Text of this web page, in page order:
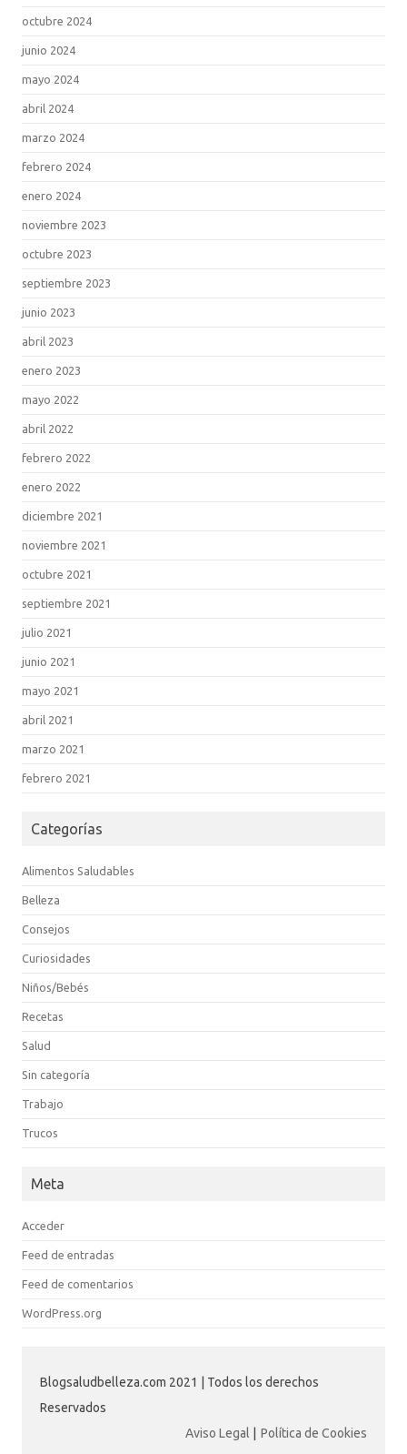
octubre 2024
junio 2024
mayo 2024
abril 2024
marzo 2024
febrero 2024
enero 2024
noviembre 2023
octubre 2023
septiembre 2023
junio 2023
abril 2023
enero 2023
mayo 2022
abril 2022
febrero 2022
enero 2022
diciembre 2021
noviembre 2021
octubre 2021
septiembre 2021
julio 2021
junio 2021
mayo 2021
abril 2021
marzo 2021
febrero 2021
Categorías
Alimentos Saludables
Belleza
Consejos
Curiosidades
Niños/Bebés
Recetas
Salud
Sin categoría
Trabajo
Trucos
Meta
Acceder
Feed de entradas
Feed de comentarios
WordPress.org
Blogsaludbelleza.com 2021 | Todos los derechos
Reservados
Aviso Legal
Política de Cookies